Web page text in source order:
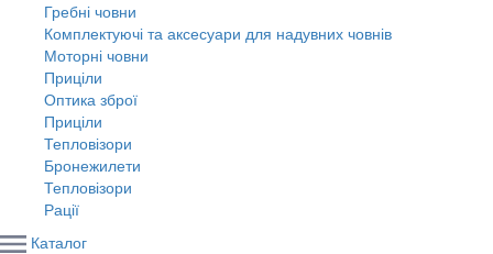
Гребні човни
Комплектуючі та аксесуари для надувних човнів
Моторні човни
Приціли
Оптика зброї
Приціли
Тепловізори
Бронежилети
Тепловізори
Рації
Каталог